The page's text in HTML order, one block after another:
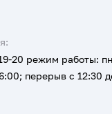
20 режим работы:
перерыв с 12:30